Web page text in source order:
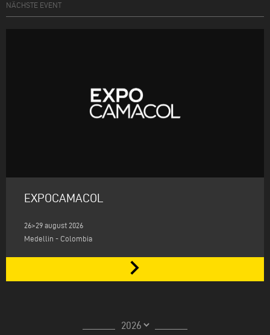
NÄCHSTE EVENT
EXPOCAMACOL
26>29 august 2026
Medellin - Colombia
keyboard_arrow_right